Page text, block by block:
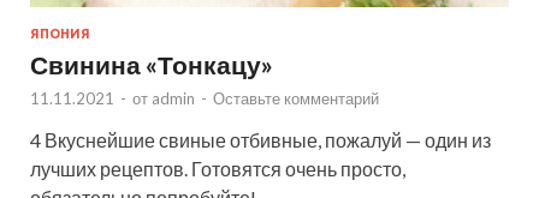
ЯПОНИЯ
Свинина «Тонкацу»
11.11.2021 - от admin - Оставьте комментарий
4 Вкуснейшие свиные отбивные, пожалуй — один из
лучших рецептов. Готовятся очень просто,